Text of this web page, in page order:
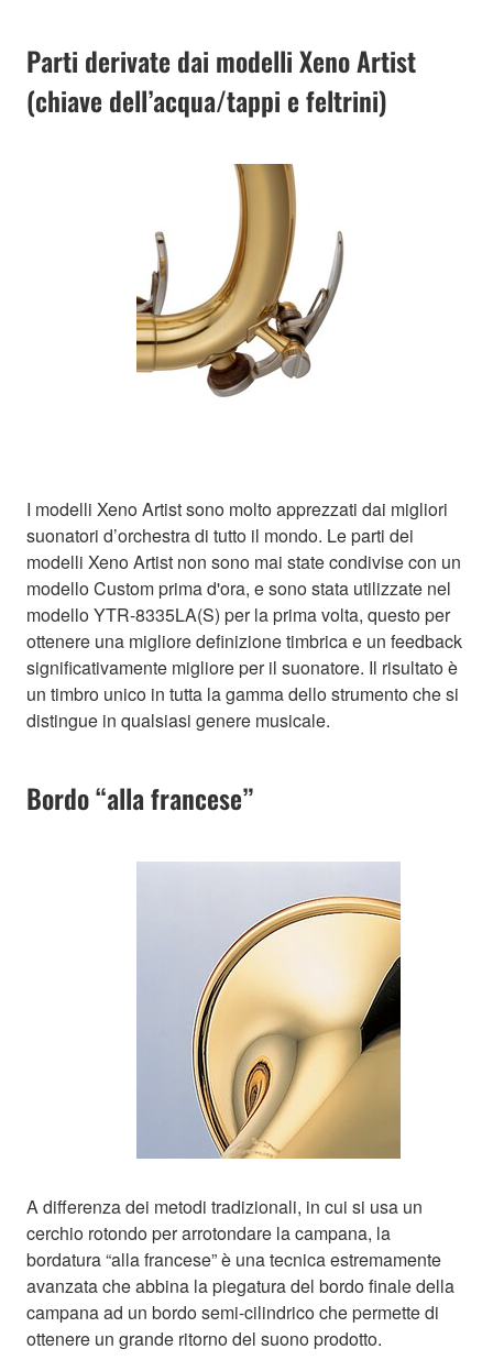
Parti derivate dai modelli Xeno Artist
(chiave dell’acqua/tappi e feltrini)
I modelli Xeno Artist sono molto apprezzati dai migliori
suonatori d’orchestra di tutto il mondo. Le parti dei
modelli Xeno Artist non sono mai state condivise con un
modello Custom prima d'ora, e sono stata utilizzate nel
modello YTR-8335LA(S) per la prima volta, questo per
ottenere una migliore definizione timbrica e un feedback
significativamente migliore per il suonatore. Il risultato è
un timbro unico in tutta la gamma dello strumento che si
distingue in qualsiasi genere musicale.
Bordo “alla francese”
A differenza dei metodi tradizionali, in cui si usa un
cerchio rotondo per arrotondare la campana, la
bordatura “alla francese” è una tecnica estremamente
avanzata che abbina la piegatura del bordo finale della
campana ad un bordo semi-cilindrico che permette di
ottenere un grande ritorno del suono prodotto.